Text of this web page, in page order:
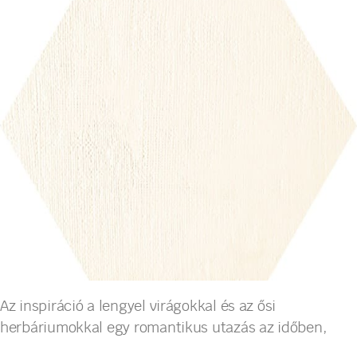
Az inspiráció a lengyel virágokkal és az ősi
herbáriumokkal egy romantikus utazás az időben,